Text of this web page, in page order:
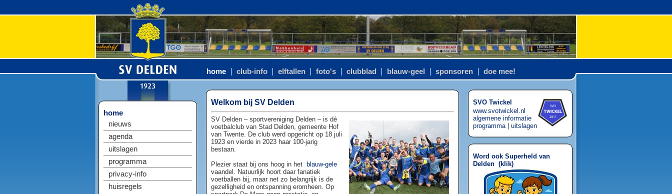
home club-info elftallen foto's clubblad blauw-geel sponsoren doe mee!
home
nieuws
agenda
uitslagen
programma
privacy-info
huisregels
Welkom bij SV Delden
SV Delden – sportvereniging Delden – is dé
voetbalclub van Stad Delden, gemeente Hof
van Twente. De club werd opgericht op 18 juli
1923 en vierde in 2023 haar 100-jarig
bestaan.
Plezier staat bij ons hoog in het
blauw-gele
vaandel. Natuurlijk hoort daar fanatiek
voetballen bij, maar net zo belangrijk is de
gezelligheid en ontspanning eromheen. Op
SVO Twickel
www.svotwickel.nl
algemene informatie
programma| uitslagen
Word ook Superheld van
Delden (klik)